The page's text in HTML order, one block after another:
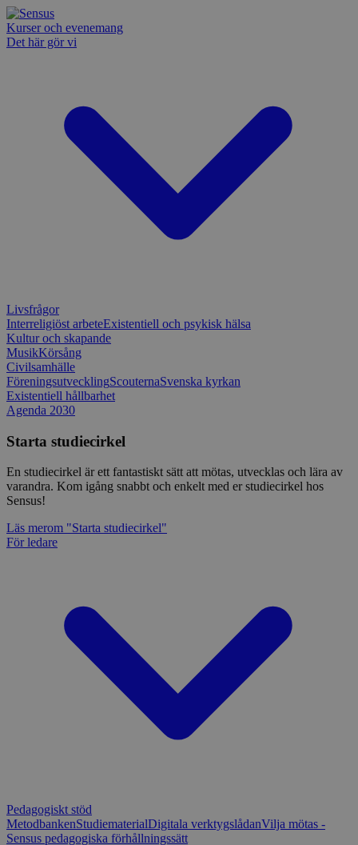
Kurser och evenemang
Det här gör vi
Livsfrågor
Interreligiöst arbeteExistentiell och psykisk hälsa
Kultur och skapande
MusikKörsång
Civilsamhälle
FöreningsutvecklingScouternaSvenska kyrkan
Existentiell hållbarhet
Agenda 2030
Starta studiecirkel
En studiecirkel är ett fantastiskt sätt att mötas, utvecklas och lära av
varandra. Kom igång snabbt och enkelt med er studiecirkel hos
Sensus!
Läs merom "Starta studiecirkel"
För ledare
Pedagogiskt stöd
MetodbankenStudiematerialDigitala verktygslådanVilja mötas -
Sensus pedagogiska förhållningssätt